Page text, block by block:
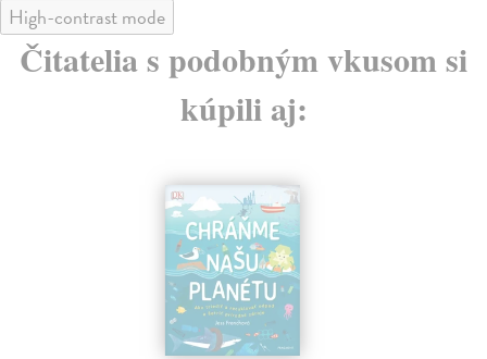
High-contrast mode
Čitatelia s podobným vkusom si
kúpili aj: